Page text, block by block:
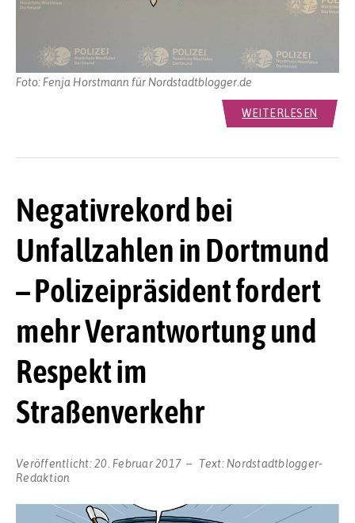
Foto: Fenja Horstmann für Nordstadtblogger.de
WEITERLESEN
Negativrekord bei
Unfallzahlen in Dortmund
– Polizeipräsident fordert
mehr Verantwortung und
Respekt im
Straßenverkehr
Veröffentlicht:20. Februar 2017 Text: Nordstadtblogger-
Redaktion